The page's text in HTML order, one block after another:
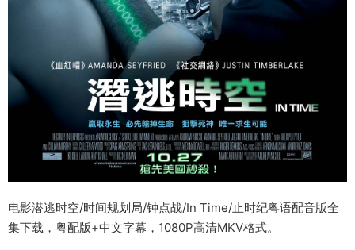
电影潜逃时空/时间规划局/钟点战/In Time/止时纪粤语配音版全
集下载，粤配版+中文字幕，1080P高清MKV格式。